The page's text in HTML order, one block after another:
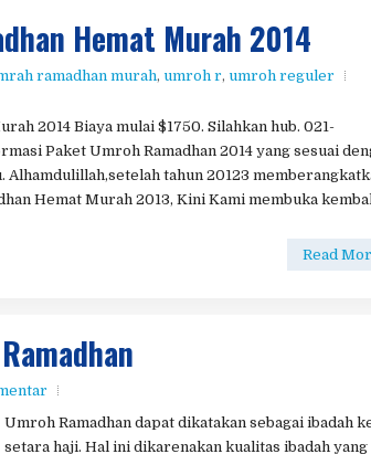
Alhamdulillah,setelah tahun 20123
Hemat Murah 2013, Kini Kami membuka kembali
dilaksanakan dalam keadaan berpuasa dahaga dan
dilaksanakan dengan sepenuh...
Share:
Read